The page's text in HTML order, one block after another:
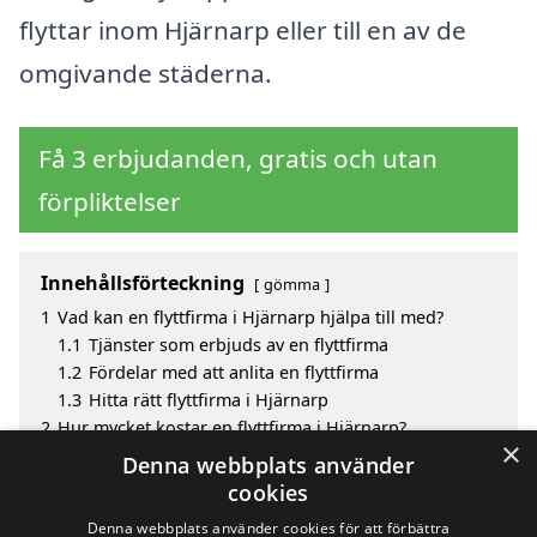
flyttar inom Hjärnarp eller till en av de
omgivande städerna.
Få 3 erbjudanden, gratis och utan
förpliktelser
Innehållsförteckning gömma
1 Vad kan en flyttfirma i Hjärnarp hjälpa till med?
1.1 Tjänster som erbjuds av en flyttfirma
1.2 Fördelar med att anlita en flyttfirma
1.3 Hitta rätt flyttfirma i Hjärnarp
2 Hur mycket kostar en flyttfirma i Hjärnarp?
Fördelar med att välja flyttfirma i Hjärnarp
Sök efter ett skickligt flyttfirma i de omgivande
×
Denna webbplats använder
cookies
Denna webbplats använder cookies för att förbättra